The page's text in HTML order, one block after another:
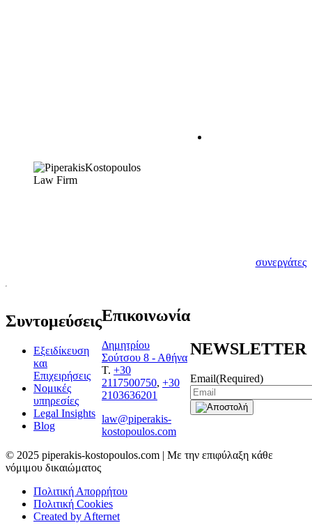
συνεργάτες
Συντομεύσεις
Εξειδίκευση
και
Επιχειρήσεις
Νομικές
υπηρεσίες
Legal Insights
Blog
Επικοινωνία
Δημητρίου
Σούτσου 8 - Αθήνα
T. +30
2117500750, +30
2103636201
law@piperakis-
kostopoulos.com
NEWSLETTER
Email(Required)
© 2025 piperakis-kostopoulos.com | Με την επιφύλαξη κάθε
νόμιμου δικαιώματος
Πολιτική Απορρήτου
Πολιτική Cookies
Created by Afternet